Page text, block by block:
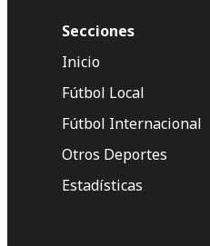
Secciones
Inicio
Fútbol Local
Fútbol Internacional
Otros Deportes
Estadísticas